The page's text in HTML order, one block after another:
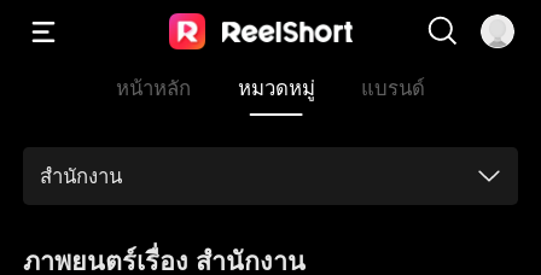
หน้าหลัก หมวดหมู่ แบรนด์
สำนักงาน
ภาพยนตร์เรื่อง สำนักงาน